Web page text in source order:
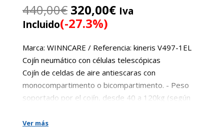
440,00€ El
precio
original
era:
440,00€.
320,00€El
es:
320,00€.
Iva
Incluido(-27.3%)
Marca: WINNCARE / Referencia: kineris V497-1EL
Cojín neumático con células telescópicas
Cojín de celdas de aire antiescaras con
monocompartimento o bicompartimento. - Peso
soportado por el cojín, desde 40 a 120kg (según
kg. - Disponible con
Ver más